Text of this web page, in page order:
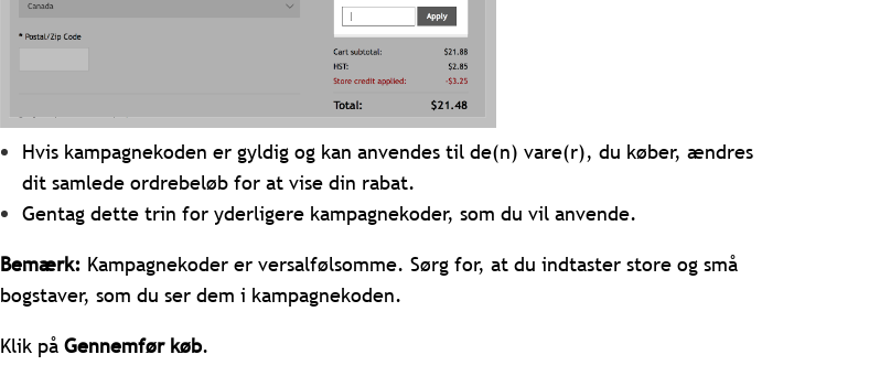
Hvis kampagnekoden er gyldig og kan anvendes til de(n) vare(r), du køber, ændres
dit samlede ordrebeløb for at vise din rabat.
Gentag dette trin for yderligere kampagnekoder, som du vil anvende.
Bemærk: Kampagnekoder er versalfølsomme. Sørg for, at du indtaster store og små
bogstaver, som du ser dem i kampagnekoden.
Klik på Gennemfør køb.